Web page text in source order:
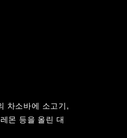
차소바에 소고기,
몬 등을 올린 대